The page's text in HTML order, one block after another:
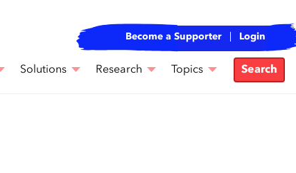
Become a Supporter Login
Solutions Research Topics Search